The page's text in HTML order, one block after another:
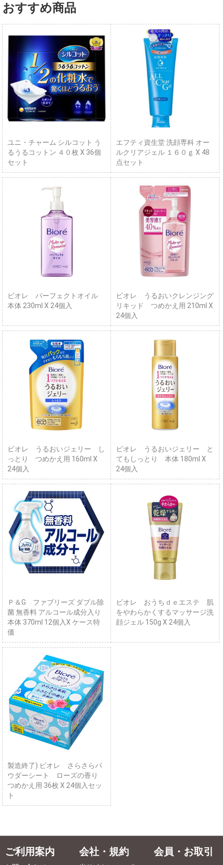
おすすめ商品
ユニ・チャーム シルコット う
るうるコットン ４０枚 X 36個
セット
エフティ資生堂 洗顔専科 オー
ルクリアジェル １６０ｇ X 48
点セット
ビオレ パーフェクトオイル
本体 230ml X 24個入
ビオレ うるおいクレンジング
リキッド つめかえ用 210ml X
24個入
ビオレ うるおいジェリー し
っとり つめかえ用 160ml X
24個入
ビオレ うるおいジェリー と
てもしっとり 本体 180ml X
24個入
Ｐ＆G ファブリーズ ダブル除
菌 無香料 アルコール成分入り
本体 370ml 12個入X ケース特
価
ビオレ おうちｄｅエステ 肌
をやわらかくするマッサージ洗
顔ジェル 150g X 24個入
製造終了) ビオレ さらさらパ
ウダーシート ローズの香り
つめかえ用 36枚 X 24個入セッ
ト
ご利用案内 会社・規約 会員・お取引